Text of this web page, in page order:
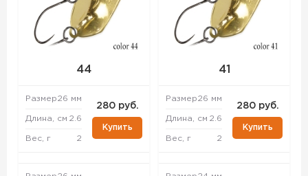
44
Размер26 мм
Длина, см 2.6
Вес, г 2
280 руб.
Купить
41
Размер26 мм
Длина, см 2.6
Вес, г 2
280 руб.
Купить